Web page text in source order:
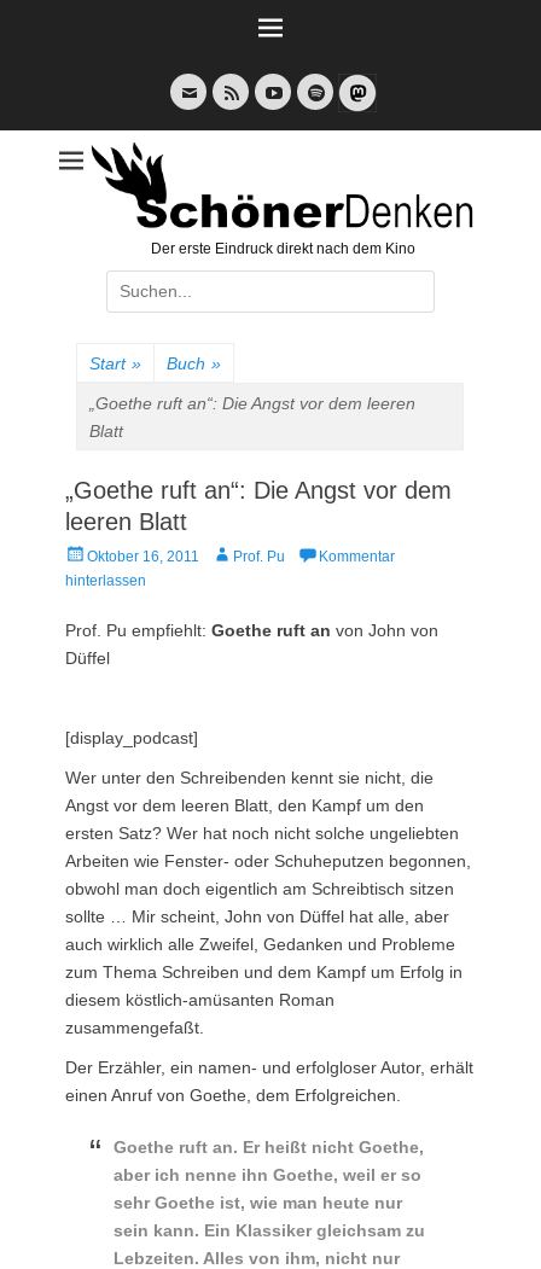
E-
Mail
Feed YouTubeSpotify
Der erste Eindruck direkt nach dem Kino
Suche
nach:
Start » Buch »
„Goethe ruft an“: Die Angst vor dem leeren
Blatt
„Goethe ruft an“: Die Angst vor dem
leeren Blatt
Veröffentlicht
am
Oktober 16, 2011 AutorProf. Pu
Kommentar
hinterlassen
Prof. Pu empfiehlt: Goethe ruft an von John von
Düffel
[display_podcast]
Wer unter den Schreibenden kennt sie nicht, die
Angst vor dem leeren Blatt, den Kampf um den
ersten Satz? Wer hat noch nicht solche ungeliebten
Arbeiten wie Fenster- oder Schuheputzen begonnen,
obwohl man doch eigentlich am Schreibtisch sitzen
sollte … Mir scheint, John von Düffel hat alle, aber
auch wirklich alle Zweifel, Gedanken und Probleme
zum Thema Schreiben und dem Kampf um Erfolg in
diesem köstlich-amüsanten Roman
zusammengefaßt.
Der Erzähler, ein namen- und erfolgloser Autor, erhält
einen Anruf von Goethe, dem Erfolgreichen.
Goethe ruft an. Er heißt nicht Goethe,
aber ich nenne ihn Goethe, weil er so
sehr Goethe ist, wie man heute nur
sein kann. Ein Klassiker gleichsam zu
Lebzeiten. Alles von ihm, nicht nur